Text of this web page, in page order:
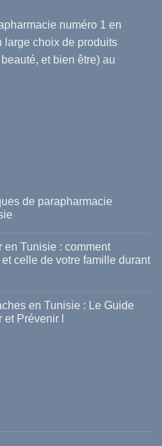
numéro 1 en
large choix de produits
et bien être) au
de parapharmacie
en Tunisie : comment
celle de votre famille durant
en Tunisie : Le Guide
Prévenir l